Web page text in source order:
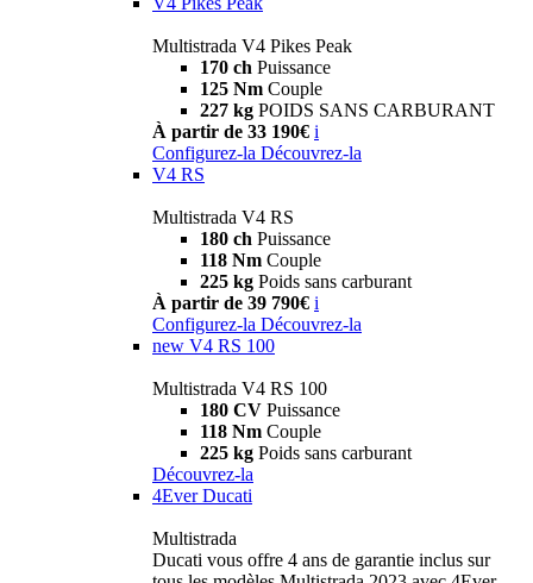
Multistrada V4 Pikes Peak
170 ch Puissance
125 Nm Couple
227 kg POIDS SANS CARBURANT
À partir de 33 190€ i
Configurez-la Découvrez-la
V4 RS
Multistrada V4 RS
180 ch Puissance
118 Nm Couple
225 kg Poids sans carburant
À partir de 39 790€ i
Configurez-la Découvrez-la
new V4 RS 100
Multistrada V4 RS 100
180 CV Puissance
118 Nm Couple
225 kg Poids sans carburant
Découvrez-la
4Ever Ducati
Multistrada
Ducati vous offre 4 ans de garantie inclus sur